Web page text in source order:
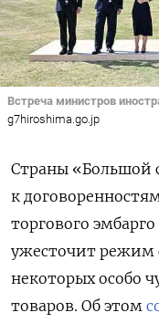
Встреча министров
g7hiroshima.go.jp
Страны «Большой
к
торгового
ужесточит режим
некоторых особо
товаров. Об этом